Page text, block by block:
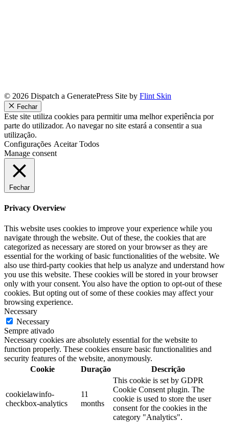
© 2026 Dispatch a GeneratePress Site by Flint Skin
Fechar
Este site utiliza cookies para permitir uma melhor experiência por
parte do utilizador. Ao navegar no site estará a consentir a sua
utilização.
Configurações Aceitar Todos
Manage consent
Fechar
Privacy Overview
This website uses cookies to improve your experience while you
navigate through the website. Out of these, the cookies that are
categorized as necessary are stored on your browser as they are
essential for the working of basic functionalities of the website. We
also use third-party cookies that help us analyze and understand how
you use this website. These cookies will be stored in your browser
only with your consent. You also have the option to opt-out of these
cookies. But opting out of some of these cookies may affect your
browsing experience.
Necessary
Necessary
Sempre ativado
Necessary cookies are absolutely essential for the website to
function properly. These cookies ensure basic functionalities and
security features of the website, anonymously.
Cookie
Duração Descrição
cookielawinfo-
checkbox-analytics
11
months
This cookie is set by GDPR
Cookie Consent plugin. The
cookie is used to store the user
consent for the cookies in the
category "Analytics".